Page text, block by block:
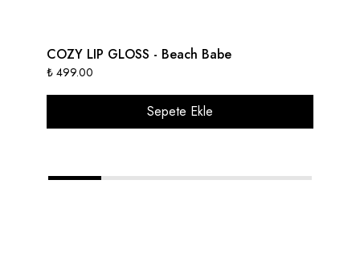
COZY LIP GLOSS - Beach Babe
₺ 499.00
Sepete Ekle
1 2 3 4 5